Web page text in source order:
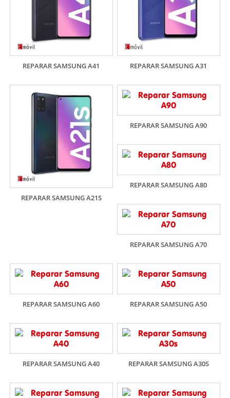
REPARAR SAMSUNG A41 REPARAR SAMSUNG A31
REPARAR SAMSUNG A21S
REPARAR SAMSUNG A90
REPARAR SAMSUNG A80
REPARAR SAMSUNG A70
REPARAR SAMSUNG A60 REPARAR SAMSUNG A50
REPARAR SAMSUNG A40 REPARAR SAMSUNG A30S